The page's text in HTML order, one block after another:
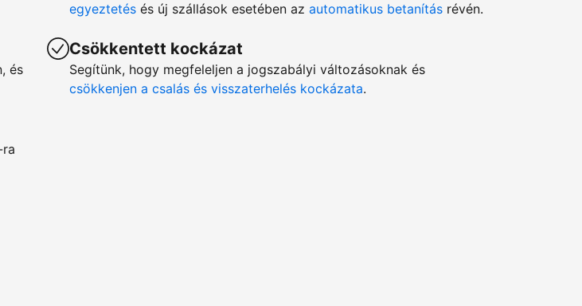
és
egyeztetés és új szállások esetében az automatikus betanítás révén.
Csökkentett kockázat
Segítünk, hogy megfeleljen a jogszabályi változásoknak és
csökkenjen a csalás és visszaterhelés kockázata.